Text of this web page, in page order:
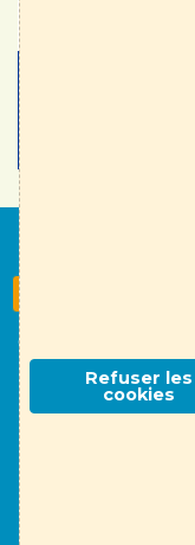
Nous suivre
Contact
Refuser les
cookies